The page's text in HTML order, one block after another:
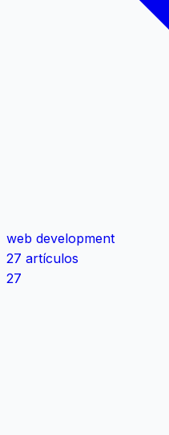
web development
27 artículos
27